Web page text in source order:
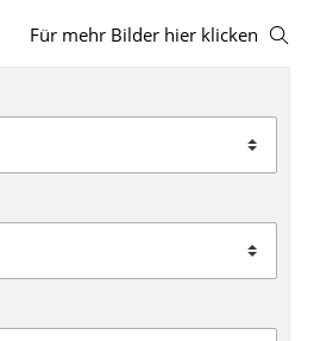
Für mehr Bilder hier klicken